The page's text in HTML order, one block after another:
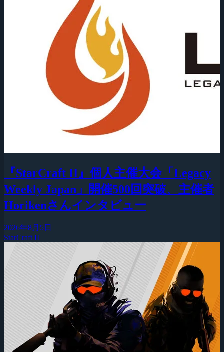
『StarCraft II』個人主催大会「Legacy
Weekly Japan」開催500回突破、主催者
Horikenさんインタビュー
2026年8月5日
StarCraft II